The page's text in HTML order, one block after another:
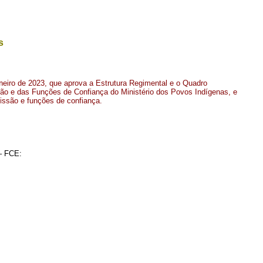
de 2023, que aprova a Estrutura Regimental e o Quadro
e das Funções de Confiança do Ministério dos Povos Indígenas, e
e funções de confiança.
FCE: